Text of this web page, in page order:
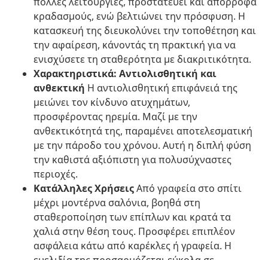
κραδασμούς, ενώ βελτιώνει την πρόσφυση. Η
κατασκευή της διευκολύνει την τοποθέτηση και
την αφαίρεση, κάνοντάς τη πρακτική για να
ενισχύσετε τη σταθερότητα με διακριτικότητα.
Χαρακτηριστικά: Αντιολισθητική και
ανθεκτική Η αντιολισθητική επιφάνειά της
μειώνει τον κίνδυνο ατυχημάτων,
προσφέροντας ηρεμία. Μαζί με την
ανθεκτικότητά της, παραμένει αποτελεσματική
με την πάροδο του χρόνου. Αυτή η διπλή φύση
την καθιστά αξιόπιστη για πολυσύχναστες
περιοχές.
Κατάλληλες ΧρήσειςΑπό γραφεία στο σπίτι
μέχρι μοντέρνα σαλόνια, βοηθά στη
σταθεροποίηση των επίπλων και κρατά τα
χαλιά στην θέση τους. Προσφέρει επιπλέον
ασφάλεια κάτω από καρέκλες ή γραφεία. Η